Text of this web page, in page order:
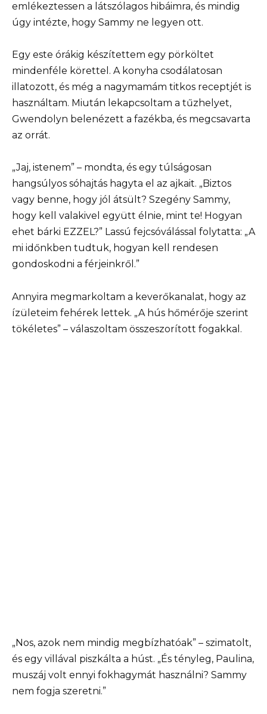
emlékeztessen a látszólagos hibáimra, és mindig
úgy intézte, hogy Sammy ne legyen ott.
Egy este órákig készítettem egy pörköltet
mindenféle körettel. A konyha csodálatosan
illatozott, és még a nagymamám titkos receptjét is
használtam. Miután lekapcsoltam a tűzhelyet,
Gwendolyn belenézett a fazékba, és megcsavarta
az orrát.
„Jaj, istenem” – mondta, és egy túlságosan
hangsúlyos sóhajtás hagyta el az ajkait. „Biztos
vagy benne, hogy jól átsült? Szegény Sammy,
hogy kell valakivel együtt élnie, mint te! Hogyan
ehet bárki EZZEL?” Lassú fejcsóválással folytatta: „A
mi időnkben tudtuk, hogyan kell rendesen
gondoskodni a férjeinkről.”
Annyira megmarkoltam a keverőkanalat, hogy az
ízületeim fehérek lettek. „A hús hőmérője szerint
tökéletes” – válaszoltam összeszorított fogakkal.
„Nos, azok nem mindig megbízhatóak” – szimatolt,
és egy villával piszkálta a húst. „És tényleg, Paulina,
muszáj volt ennyi fokhagymát használni? Sammy
nem fogja szeretni.”